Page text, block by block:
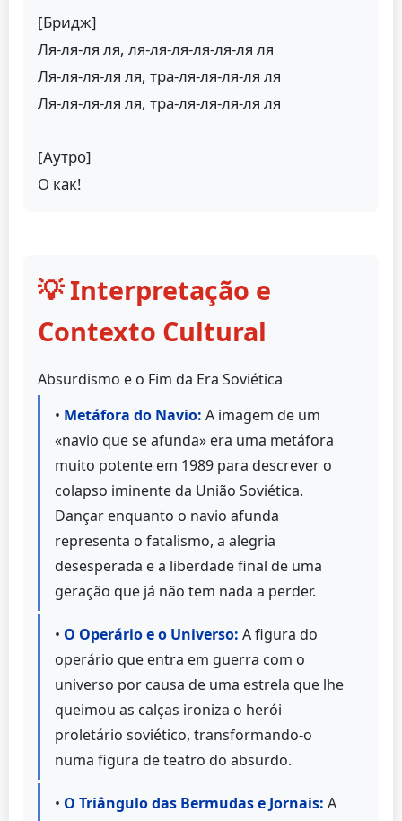
[Бридж]
Ля-ля-ля ля, ля-ля-ля-ля-ля-ля ля
Ля-ля-ля-ля ля, тра-ля-ля-ля-ля ля
Ля-ля-ля-ля ля, тра-ля-ля-ля-ля ля
[Аутро]
О как!
💡 Interpretação e
Contexto Cultural
Absurdismo e o Fim da Era Soviética
• Metáfora do Navio: A imagem de um
«navio que se afunda» era uma metáfora
muito potente em 1989 para descrever o
colapso iminente da União Soviética.
Dançar enquanto o navio afunda
representa o fatalismo, a alegria
desesperada e a liberdade final de uma
geração que já não tem nada a perder.
• O Operário e o Universo: A figura do
operário que entra em guerra com o
universo por causa de uma estrela que lhe
queimou as calças ironiza o herói
proletário soviético, transformando-o
numa figura de teatro do absurdo.
• O Triângulo das Bermudas e Jornais: A